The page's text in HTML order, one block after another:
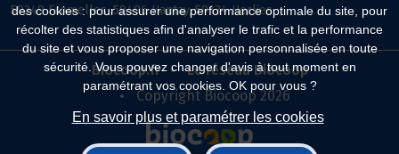
des cookies : pour assurer une performance optimale du site, pour
récolter des statistiques afin d'analyser le trafic et la performance
du site et vous proposer une navigation personnalisée en toute
sécurité. Vous pouvez changer d'avis à tout moment en
paramétrant vos cookies. OK pour vous ?
En savoir plus et paramétrer les cookies
59249 Fromelles, 59496 Hantay, 59134 Herlies
Biocoop.fr
Le réseau Biocoop
Copyright Biocoop 2026